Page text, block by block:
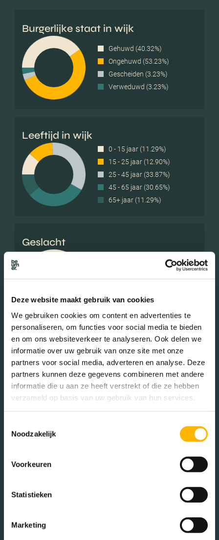
Deze website maakt gebruik van cookies
We gebruiken cookies om content en advertenties te
personaliseren, om functies voor social media te bieden
en om ons websiteverkeer te analyseren. Ook delen we
informatie over uw gebruik van onze site met onze
partners voor social media, adverteren en analyse. Deze
partners kunnen deze gegevens combineren met andere
informatie die u aan ze heeft verstrekt of die ze hebben
verzameld op basis van uw gebruik van hun services.
Noodzakelijk
Voorkeuren
Statistieken
Marketing
Burgerlijke staat in wijk
Gehuwd (40.32%)
Ongehuwd (53.23%)
Gescheiden (3.23%)
Verweduwd (3.23%)
Leeftijd in wijk
0 - 15 jaar (11.29%)
15 - 25 jaar (12.90%)
25 - 45 jaar (33.87%)
45 - 65 jaar (30.65%)
65+ jaar (11.29%)
Geslacht
Gezinnen met kinderen
Met kinderen (23.33%)
Zonder kinderen (33.33%)
Éénpersoons huishoudens